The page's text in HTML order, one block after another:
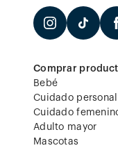
Comprar
Bebé
Cuidado personal
Cuidado
Adulto mayor
Mascotas